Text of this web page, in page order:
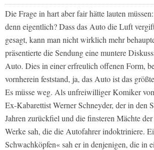
Die Frage in hart aber fair hätte lauten
denn eigentlich? Dass das Auto die Luft
gesagt, kann man nicht wirklich mehr
präsentierte die Sendung eine muntere
Auto. Dies in einer erfreulich offenen Form,
vornherein feststand, ja, das Auto ist das
Es müsse weg. Als unfreiwilliger Komiker
Ex-Kabarettist Werner Schneyder, der in den
Jahren zurückfiel und die finsteren Mächte
Werke sah, die die Autofahrer indoktriniere.
Schwachköpfen« sah er in denjenigen, die in